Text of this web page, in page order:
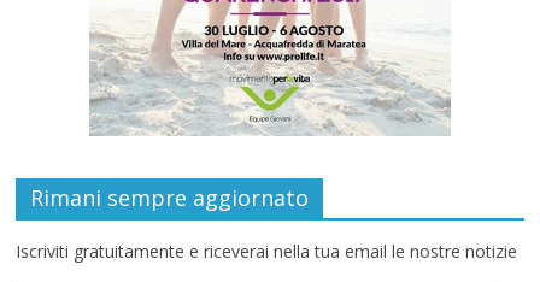
Rimani sempre aggiornato
Iscriviti gratuitamente e riceverai nella tua email le nostre notizie